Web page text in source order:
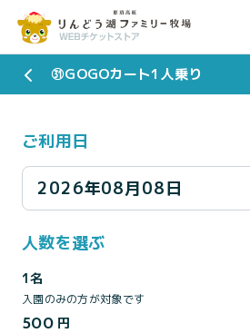
利用規約
㉛GOGOカート1人乗り
ご利用日
2026年08月08日
人数を選ぶ
1名
入園のみの方が対象です
500 円